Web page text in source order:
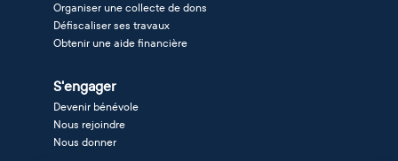
Organiser une collecte de dons
Défiscaliser ses travaux
Obtenir une aide financière
S'engager
Devenir bénévole
Nous rejoindre
Nous donner